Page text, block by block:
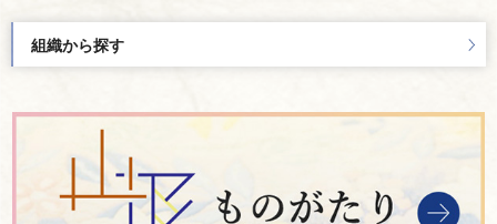
組織から探す